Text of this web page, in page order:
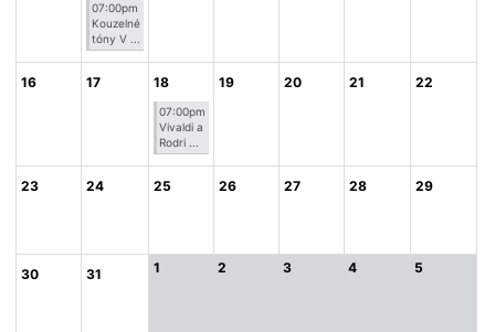
07:00pm
Kouzelné
tóny V ...
16 17 18
07:00pm
Vivaldi a
Rodri ...
19 20 21 22
23 24 25 26 27 28 29
30 31 1 2 3 4 5